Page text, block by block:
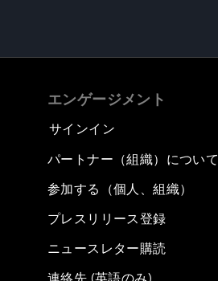
エンゲージメント
サインイン
パートナー（組織）につい
参加する（個人、組織）
プレスリリース登録
ニュースレター購読